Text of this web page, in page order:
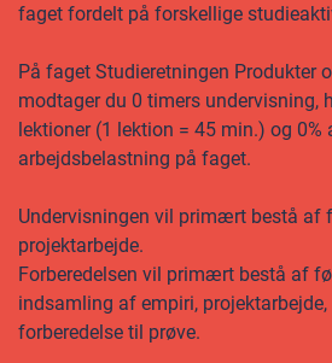
faget fordelt på forskellige
På faget Studieretningen Produkter
modtager du 0 timers undervisning,
lektioner (1 lektion = 45 min.) og 0%
arbejdsbelastning på faget.
Undervisningen vil primært bestå af
projektarbejde.
Forberedelsen vil primært bestå af
indsamling af empiri,
forberedelse til prøve.